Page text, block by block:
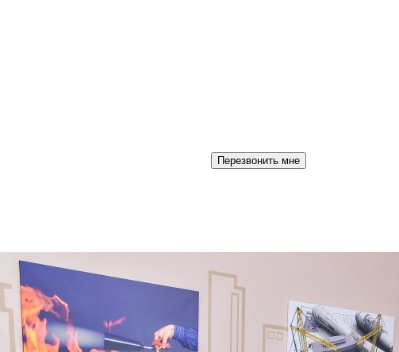
Перезвонить мне